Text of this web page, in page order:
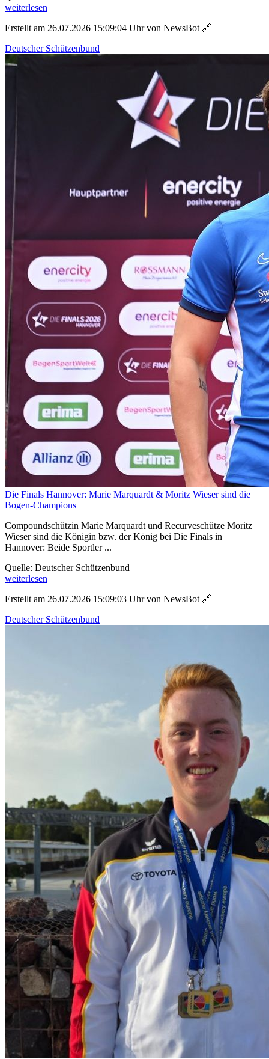
weiterlesen
Erstellt am 26.07.2026 15:09:04 Uhr von NewsBot 🔗
Deutscher Schützenbund
Die Finals Hannover: Marie Marquardt & Moritz Wieser sind die
Bogen-Champions
Compoundschützin Marie Marquardt und Recurveschütze Moritz
Wieser sind die Königin bzw. der König bei Die Finals in
Hannover: Beide Sportler ...
Quelle: Deutscher Schützenbund
weiterlesen
Erstellt am 26.07.2026 15:09:03 Uhr von NewsBot 🔗
Deutscher Schützenbund